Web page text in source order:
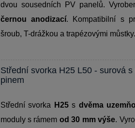
dvou sousedních PV panelů.
černou anodizací. Kompatibilní s
šroub, T-drážkou a trapézovými můstky.
Střední svorka H25 L50 - surová
pinem
Střední svorka H25s dvěma
moduly s rámem od 30 mm výše.